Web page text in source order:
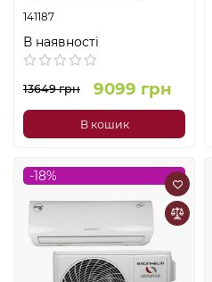
141187
В наявності
13649 грн 9099 грн
В кошик
-18%